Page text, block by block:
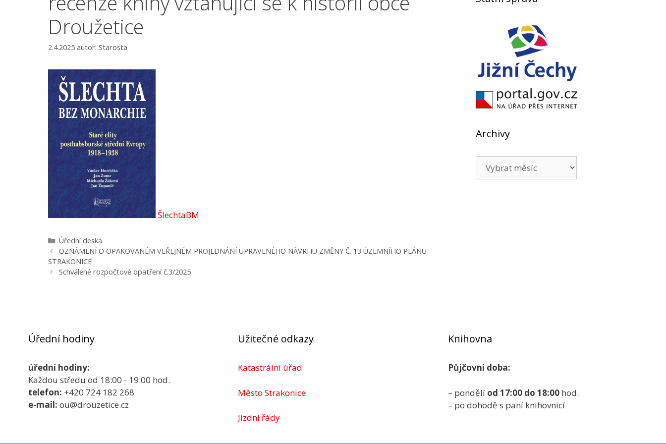
Droužetice
2.4.2025 autor: Starosta
ŠlechtaBM
Rubriky
Úřední deska
Navigace
příspěvků
OZNÁMENÍ O OPAKOVANÉM VEŘEJNÉM PROJEDNÁNÍ UPRAVENÉHO NÁVRHU ZMĚNY Č. 13 ÚZEMNÍHO PLÁNU
STRAKONICE
Schválené rozpočtové opatření č.3/2025
Archivy
Úřední hodiny
úřední hodiny:
Každou středu od 18:00 - 19:00 hod.
telefon: +420 724 182 268
e-mail: ou@drouzetice.cz
Užitečné odkazy
Katastrální úřad
Město Strakonice
Jízdní řády
Knihovna
Půjčovní doba:
– pondělí od 17:00 do 18:00hod.
– po dohodě s paní knihovnicí